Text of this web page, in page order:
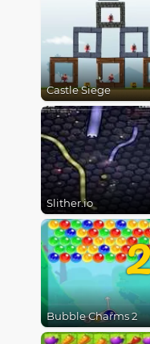
Castle Siege
Slither.io
Bubble Charms 2